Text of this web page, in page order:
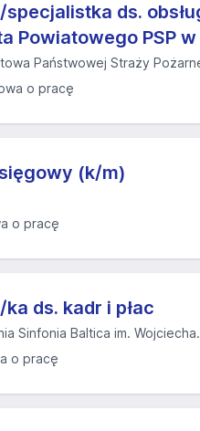
ds.
Powiatowego PSP
Państwowej Straży
o pracę
(k/m)
o pracę
ds. kadr i płac
Sinfonia Baltica im.
o pracę